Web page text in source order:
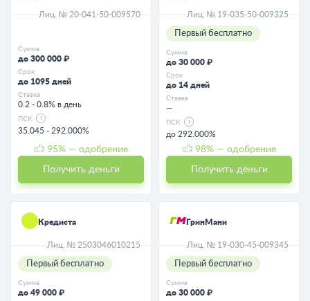
Лиц. № 20-041-50-009570
Сумма
до 300 000 ₽
Срок
до 1095 дней
Ставка
0.2 - 0.8% в день
ПСК
35.045 - 292.000%
95% — одобрение
Получить деньги
Лиц. № 19-035-50-009325
Первый бесплатно
Сумма
до 30 000 ₽
Срок
до 14 дней
Ставка
—
ПСК
до 292.000%
98% — одобрение
Получить деньги
Кредиста
Лиц. № 2503046010215
Первый бесплатно
Сумма
до 49 000 ₽
ГринМани
Лиц. № 19-030-45-009345
Первый бесплатно
Сумма
до 30 000 ₽